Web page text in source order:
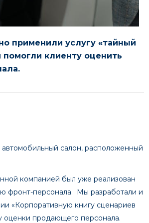
применили услугу «тайный
помогли клиенту оценить
автомобильный салон, расположенный
компанией был уже реализован
фронт-персонала. Мы разработали и
«Корпоративную книгу сценариев
оценки продающего персонала.